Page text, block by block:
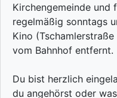
Kirchengemeinde und
regelmäßig sonntags
Kino
vom Bahnhof entfernt.
Du bist herzlich
du angehörst oder